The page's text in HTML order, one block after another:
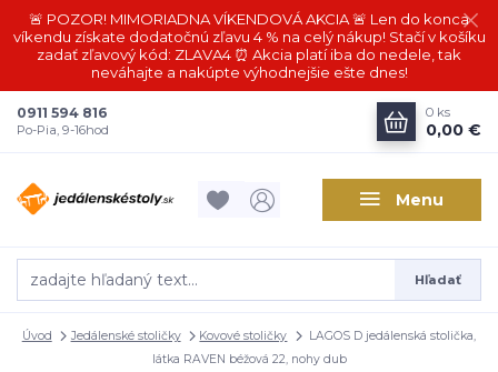
🚨 POZOR! MIMORIADNA VÍKENDOVÁ AKCIA 🚨 Len do konca
víkendu získate dodatočnú zľavu 4 % na celý nákup! Stačí v košíku
zadať zľavový kód: ZLAVA4 ⏰ Akcia platí iba do nedele, tak
neváhajte a nakúpte výhodnejšie ešte dnes!
Menu
Hľadať
0911 594 816
Po-Pia, 9-16hod
0 ks
0,00 €
Úvod Jedálenské stoličky Kovové stoličky
LAGOS D jedálenská stolička,
látka RAVEN béžová 22, nohy dub